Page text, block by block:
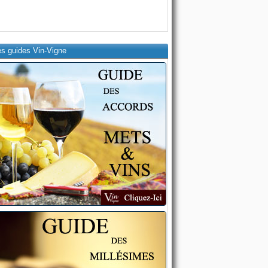
guides Vin-Vigne